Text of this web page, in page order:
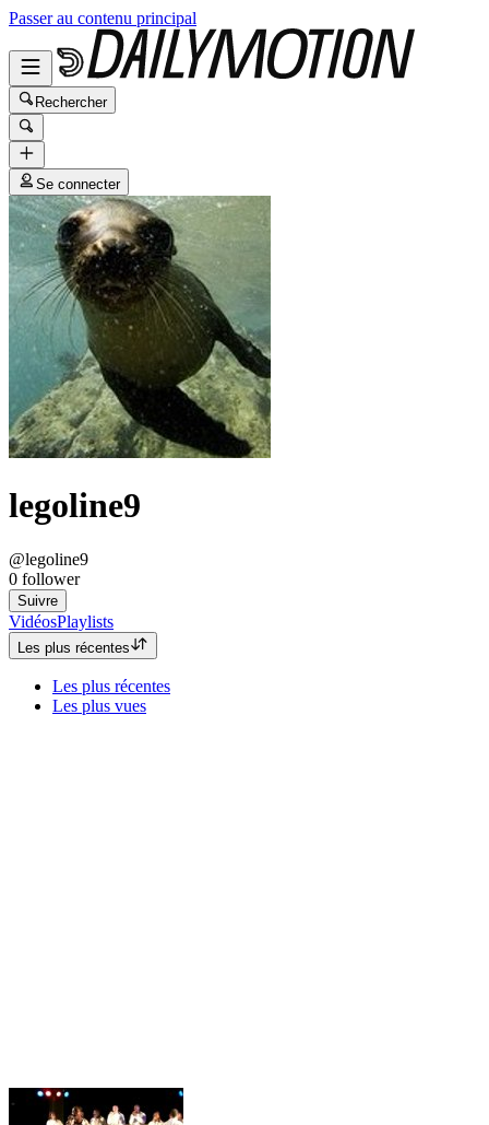
Passer au contenu principal
Rechercher
Se connecter
legoline9
@legoline9
0 follower
Suivre
VidéosPlaylists
Les plus récentes
Les plus récentes
Les plus vues